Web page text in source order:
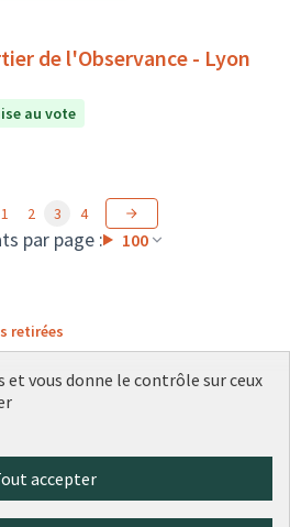
au vote
par page : 100
1 2 3 4
retirées
et vous donne le contrôle sur ceux
accepter